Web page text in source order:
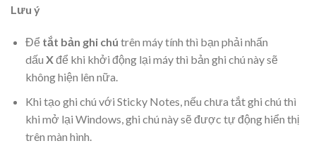
Lưu ý
Để tắt bản ghi chú trên máy tính thì bạn phải nhấn
dấu Xđể khi khởi động lại máy thì bản ghi chú này sẽ
không hiện lên nữa.
Khi tạo ghi chú với Sticky Notes, nếu chưa tắt ghi chú thì
khi mở lại Windows, ghi chú này sẽ được tự động hiển thị
trên màn hình.